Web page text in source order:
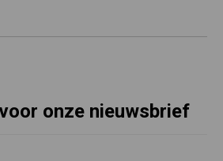
onze nieuwsbrief